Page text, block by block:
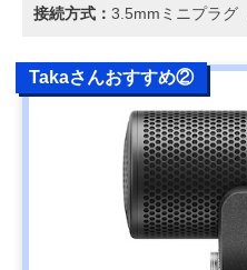
接続方式： 3.5mmミニプラグ
Takaさんおすすめ②